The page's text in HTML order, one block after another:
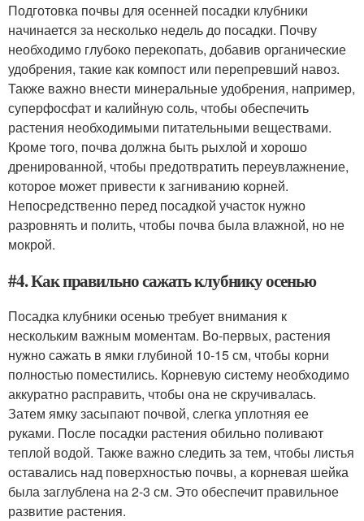
Подготовка почвы для осенней посадки клубники
начинается за несколько недель до посадки. Почву
необходимо глубоко перекопать, добавив органические
удобрения, такие как компост или перепревший навоз.
Также важно внести минеральные удобрения, например,
суперфосфат и калийную соль, чтобы обеспечить
растения необходимыми питательными веществами.
Кроме того, почва должна быть рыхлой и хорошо
дренированной, чтобы предотвратить переувлажнение,
которое может привести к загниванию корней.
Непосредственно перед посадкой участок нужно
разровнять и полить, чтобы почва была влажной, но не
мокрой.
#4. Как правильно сажать клубнику осенью
Посадка клубники осенью требует внимания к
нескольким важным моментам. Во-первых, растения
нужно сажать в ямки глубиной 10-15 см, чтобы корни
полностью поместились. Корневую систему необходимо
аккуратно расправить, чтобы она не скручивалась.
Затем ямку засыпают почвой, слегка уплотняя ее
руками. После посадки растения обильно поливают
теплой водой. Также важно следить за тем, чтобы листья
оставались над поверхностью почвы, а корневая шейка
была заглублена на 2-3 см. Это обеспечит правильное
развитие растения.